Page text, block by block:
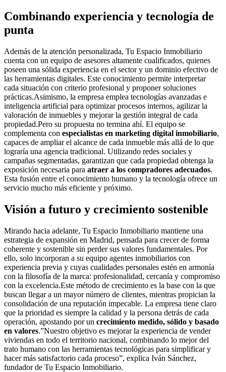
Combinando experiencia y tecnología de
punta
Además de la atención personalizada, Tu Espacio Inmobiliario
cuenta con un equipo de asesores altamente cualificados, quienes
poseen una sólida experiencia en el sector y un dominio efectivo de
las herramientas digitales. Este conocimiento permite interpretar
cada situación con criterio profesional y proponer soluciones
prácticas.Asimismo, la empresa emplea tecnologías avanzadas e
inteligencia artificial para optimizar procesos internos, agilizar la
valoración de inmuebles y mejorar la gestión integral de cada
propiedad.Pero su propuesta no termina ahí. El equipo se
complementa con especialistas en marketing digital inmobiliario,
capaces de ampliar el alcance de cada inmueble más allá de lo que
lograría una agencia tradicional. Utilizando redes sociales y
campañas segmentadas, garantizan que cada propiedad obtenga la
exposición necesaria para atraer a los compradores adecuados.
Esta fusión entre el conocimiento humano y la tecnología ofrece un
servicio mucho más eficiente y próximo.
Visión a futuro y crecimiento sostenible
Mirando hacia adelante, Tu Espacio Inmobiliario mantiene una
estrategia de expansión en Madrid, pensada para crecer de forma
coherente y sostenible sin perder sus valores fundamentales. Por
ello, solo incorporan a su equipo agentes inmobiliarios con
experiencia previa y cuyas cualidades personales estén en armonía
con la filosofía de la marca: profesionalidad, cercanía y compromiso
con la excelencia.Este método de crecimiento es la base con la que
buscan llegar a un mayor número de clientes, mientras propician la
consolidación de una reputación impecable. La empresa tiene claro
que la prioridad es siempre la calidad y la persona detrás de cada
operación, apostando por un crecimiento medido, sólido y basado
en valores.”Nuestro objetivo es mejorar la experiencia de vender
viviendas en todo el territorio nacional, combinando lo mejor del
trato humano con las herramientas tecnológicas para simplificar y
hacer más satisfactorio cada proceso”, explica Iván Sánchez,
fundador de Tu Espacio Inmobiliario.